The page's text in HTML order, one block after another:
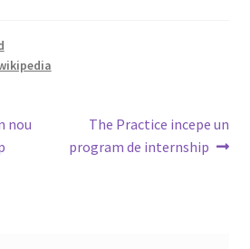
nou
Next
post:
The Practice incepe un
program de internship